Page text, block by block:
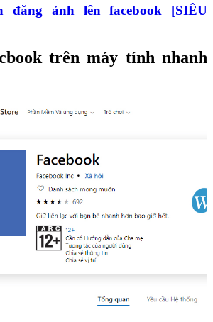
đăng ảnh lên facebook [SIÊU
trên máy tính nhanh